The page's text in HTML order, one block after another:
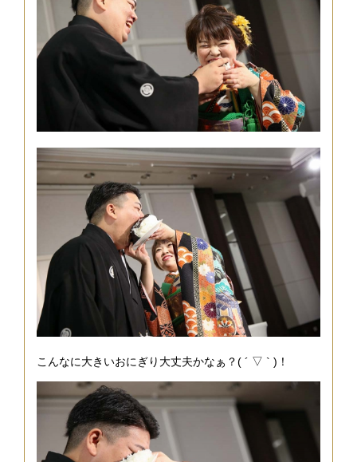
こんなに大きいおにぎり大丈夫かなぁ？( ´ ▽ ` )！